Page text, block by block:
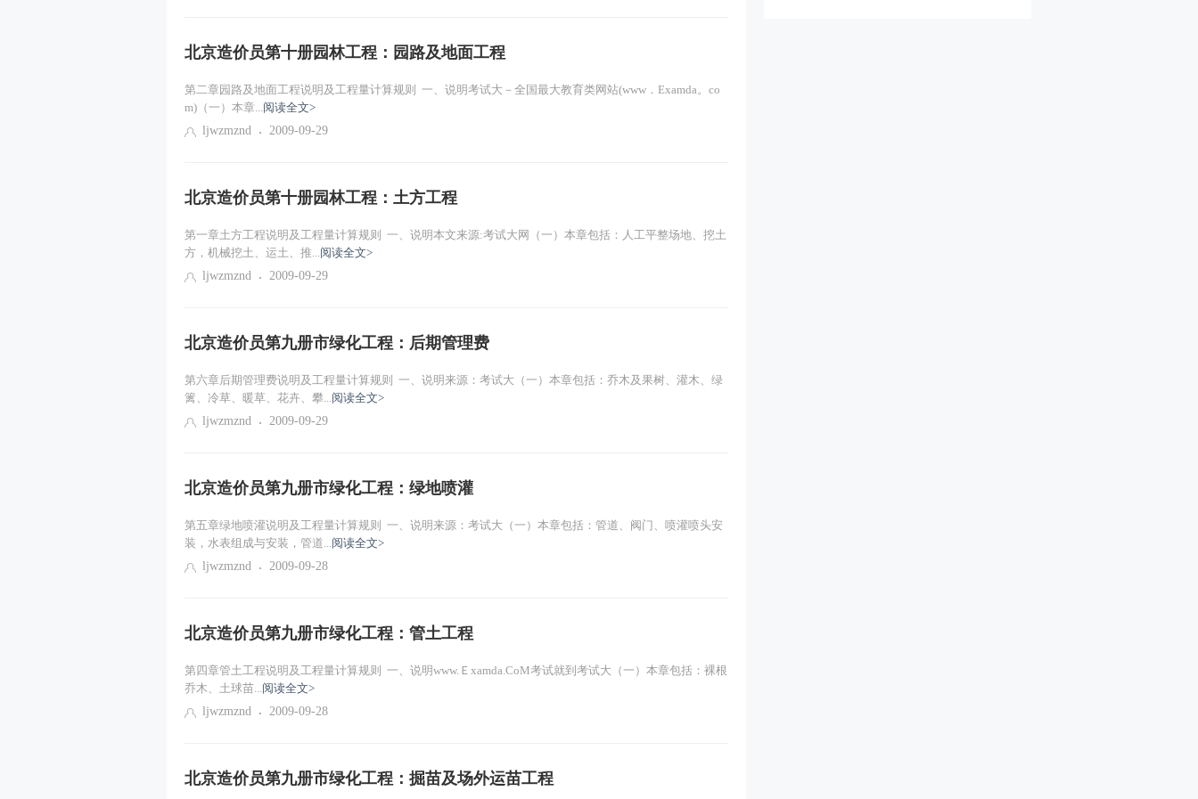
北京造价员第十册园林工程：园路及地面工程
第二章园路及地面工程说明及工程量计算规则 一、说明考试大－全国最大教育类网站(www．Examda。co
m)（一）本章...阅读全文>
ljwzmznd
2009-09-29
北京造价员第十册园林工程：土方工程
第一章土方工程说明及工程量计算规则 一、说明本文来源:考试大网（一）本章包括：人工平整场地、挖土
方，机械挖土、运土、推...阅读全文>
ljwzmznd
2009-09-29
北京造价员第九册市绿化工程：后期管理费
第六章后期管理费说明及工程量计算规则 一、说明来源：考试大（一）本章包括：乔木及果树、灌木、绿
篱、冷草、暖草、花卉、攀...阅读全文>
ljwzmznd
2009-09-29
北京造价员第九册市绿化工程：绿地喷灌
第五章绿地喷灌说明及工程量计算规则 一、说明来源：考试大（一）本章包括：管道、阀门、喷灌喷头安
装，水表组成与安装，管道...阅读全文>
ljwzmznd
2009-09-28
北京造价员第九册市绿化工程：管土工程
第四章管土工程说明及工程量计算规则 一、说明www.Ｅxamda.CoM考试就到考试大（一）本章包括：裸根
乔木、土球苗...阅读全文>
ljwzmznd
2009-09-28
北京造价员第九册市绿化工程：掘苗及场外运苗工程